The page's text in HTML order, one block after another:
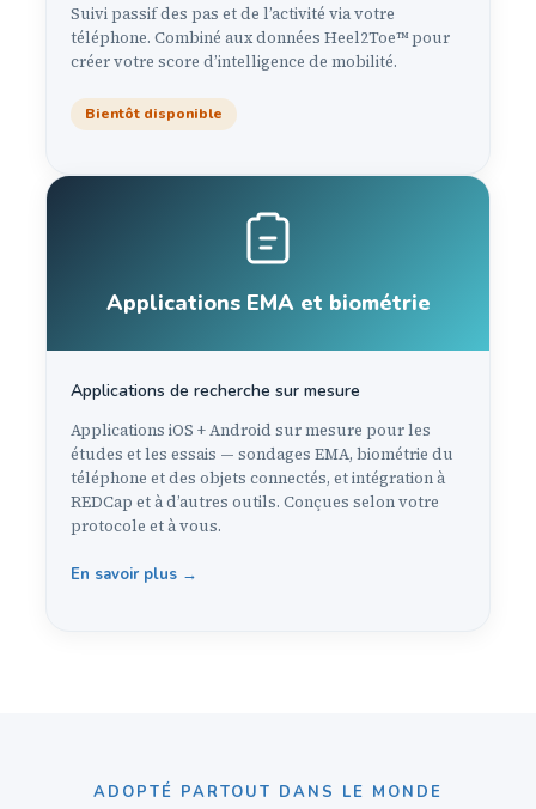
Suivi passif des pas et de l’activité via votre
téléphone. Combiné aux données Heel2Toe™ pour
créer votre score d’intelligence de mobilité.
Bientôt disponible
Applications EMA et biométrie
Applications de recherche sur mesure
Applications iOS + Android sur mesure pour les
études et les essais — sondages EMA, biométrie du
téléphone et des objets connectés, et intégration à
REDCap et à d’autres outils. Conçues selon votre
protocole et à vous.
En savoir plus →
ADOPTÉ PARTOUT DANS LE MONDE